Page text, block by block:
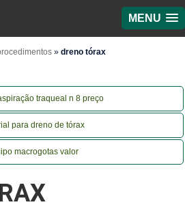
MENU
» dreno tórax
traqueal n 8 preço
para dreno de tórax
macrogotas valor